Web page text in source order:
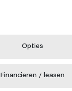
Opties
Financieren / leasen